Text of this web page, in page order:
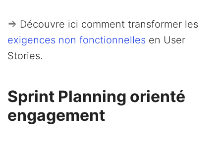
=> Découvre ici comment transformer les
exigences non fonctionnelles en User
Stories.
Sprint Planning orienté
engagement